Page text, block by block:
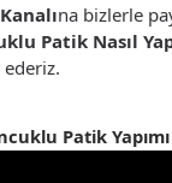
na bizlerle
Patik Nasıl
Patik